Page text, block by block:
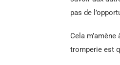
pas de
Cela
tromperie est